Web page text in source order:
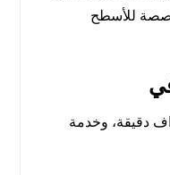
للأسطح
دقيقة، وخدمة